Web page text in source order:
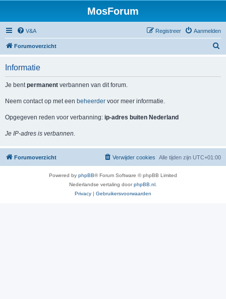
MosForum
V&A Aanmelden
Registreer
Forumoverzicht
Informatie
Je bentpermanent verbannen van dit forum.
Neem contact op met een beheerder voor meer informatie.
Opgegeven reden voor verbanning: ip-adres buiten Nederland
Je IP-adres is verbannen.
Forumoverzicht Alle tijden zijn UTC+01:00
Verwijder cookies
Powered by phpBB® Forum Software © phpBB Limited
Nederlandse vertaling doorphpBB.nl
Privacy | Gebruikersvoorwaarden